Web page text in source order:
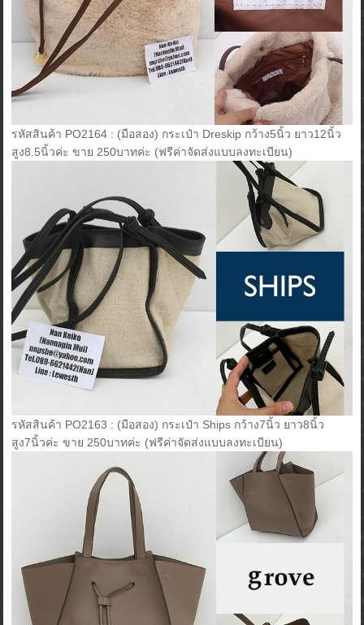
รหัสสินค้า PO2164 : (มือสอง) กระเป๋า Dreskip กว้าง5นิ้ว ยาว12นิ้ว
สูง8.5นิ้วค่ะ ขาย 250บาทค่ะ (ฟรีค่าจัดส่งแบบลงทะเบียน)
รหัสสินค้า PO2163 : (มือสอง) กระเป๋า Ships กว้าง7นิ้ว ยาว8นิ้ว
สูง7นิ้วค่ะ ขาย 250บาทค่ะ (ฟรีค่าจัดส่งแบบลงทะเบียน)